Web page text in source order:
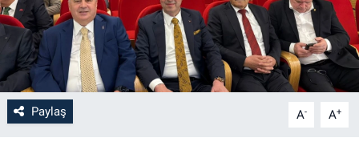
Paylaş A- A+
Kültür
3.Sayfa
Medya